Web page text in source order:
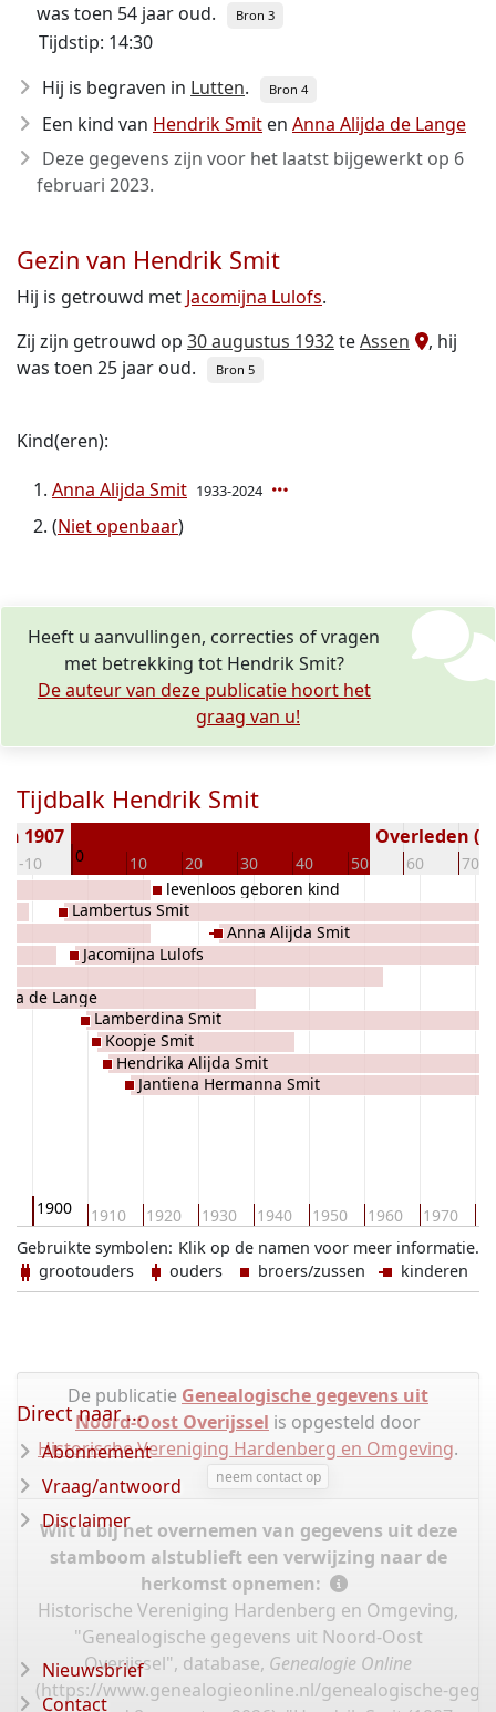
was toen 54 jaar oud.
Bron 3
Tijdstip: 14:30
Hij is begraven in Lutten. Bron 4
Een kind van Hendrik Smit en Anna Alijda de Lange
Deze gegevens zijn voor het laatst bijgewerkt op 6
februari 2023.
Gezin van Hendrik Smit
Hij is getrouwd met Jacomijna Lulofs.
Zij zijn getrouwd op 30 augustus 1932teAssen
, hij
was toen 25 jaar oud.
Bron 5
Kind(eren):
Anna Alijda Smit 1933-2024
(Niet openbaar)
Heeft u aanvullingen, correcties of vragen
met betrekking tot Hendrik Smit?
De auteur van deze publicatie hoort het
graag van u!
Tijdbalk Hendrik Smit
-10 0 10 20 30 40 50 60 70
1907 Overleden (
1900 1910 1920 1930 1940 1950 1960 1970
de Lange
Lambertus Smit
Jacomijna Lulofs
Lamberdina Smit
Koopje Smit
Hendrika Alijda Smit
Jantiena Hermanna Smit
levenloos geboren kind
Anna Alijda Smit
Klik op de namen voor meer informatie.
Gebruikte symbolen:
grootouders
ouders broers/zussen kinderen
De publicatie Genealogische gegevens uit
Noord-Oost Overijssel is opgesteld door
Historische Vereniging Hardenberg en Omgeving.
neem contact op
Wilt u bij het overnemen van gegevens uit deze
stamboom alstublieft een verwijzing naar de
herkomst opnemen:
Historische Vereniging Hardenberg en Omgeving,
"Genealogische gegevens uit Noord-Oost
Overijssel", database, Genealogie Online
(https://www.genealogieonline.nl/genealogische-
Direct naar ...
Abonnement
Vraag/antwoord
Disclaimer
Nieuwsbrief
Contact